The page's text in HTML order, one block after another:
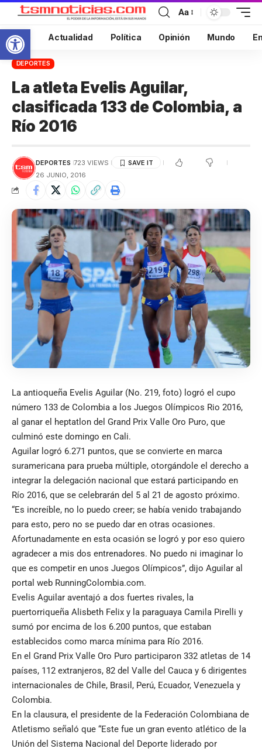
Abrir barra de herramientas
Aa
Inicio Actualidad Política Opinión Mundo
DEPORTES
La atleta Evelis Aguilar,
clasificada 133 de Colombia, a
Río 2016
DEPORTES 723 VIEWS
26 JUNIO, 2016
La antioqueña Evelis Aguilar (No. 219, foto) logró el cupo
número 133 de Colombia a los Juegos Olímpicos Rio 2016,
al ganar el heptatlon del Grand Prix Valle Oro Puro, que
culminó este domingo en Cali.
Aguilar logró 6.271 puntos, que se convierte en marca
suramericana para prueba múltiple, otorgándole el derecho a
integrar la delegación nacional que estará participando en
Río 2016, que se celebrarán del 5 al 21 de agosto próximo.
“Es increíble, no lo puedo creer; se había venido trabajando
para esto, pero no se puedo dar en otras ocasiones.
Afortunadamente en esta ocasión se logró y por eso quiero
agradecer a mis dos entrenadores. No puedo ni imaginar lo
que es competir en unos Juegos Olímpicos”, dijo Aguilar al
portal web RunningColombia.com.
Evelis Aguilar aventajó a dos fuertes rivales, la
puertorriqueña Alisbeth Felix y la paraguaya Camila Pirelli y
sumó por encima de los 6.200 puntos, que estaban
establecidos como marca mínima para Río 2016.
En el Grand Prix Valle Oro Puro participaron 332 atletas de 14
países, 112 extranjeros, 82 del Valle del Cauca y 6 dirigentes
internacionales de Chile, Brasil, Perú, Ecuador, Venezuela y
Colombia.
En la clausura, el presidente de la Federación Colombiana de
Atletismo señaló que “Este fue un gran evento atlético de la
Unión del Sistema Nacional del Deporte liderado por